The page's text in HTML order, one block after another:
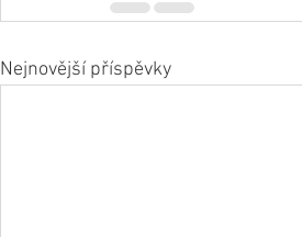
Nejnovější příspěvky